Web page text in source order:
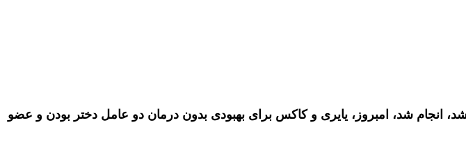
مطالعه قبلی را نیز شامل می‌شد، انجام شد، امبروز، یایری و کاکس برای بهبودی بدون درمان دو عامل دختر بودن و عضو